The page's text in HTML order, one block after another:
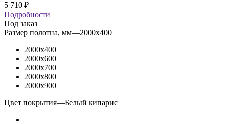
5 710 ₽
Подробности
Под заказ
Размер полотна, мм—2000x400
2000x400
2000x600
2000x700
2000x800
2000x900
Цвет покрытия—Белый кипарис